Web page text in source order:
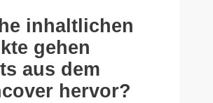
inhaltlichen
gehen
aus dem
hervor?